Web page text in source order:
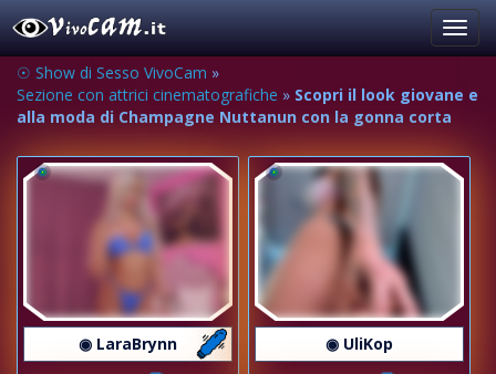
☉ Show di Sesso VivoCam »
Sezione con attrici cinematografiche » Scopri il look giovane e
alla moda di Champagne Nuttanun con la gonna corta
◉ LaraBrynn
◉ UliKop